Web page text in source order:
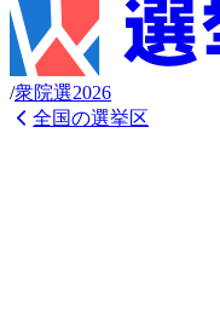
/衆院選2026
全国の選挙区